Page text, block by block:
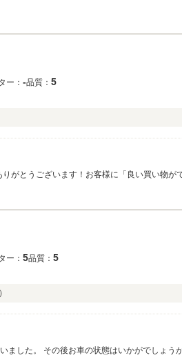
ー： ‐品質： 5
うございます！お客様に「良い買い物ができ
ー： 5品質： 5
ました。 その後お車の状態はいかがでしょ